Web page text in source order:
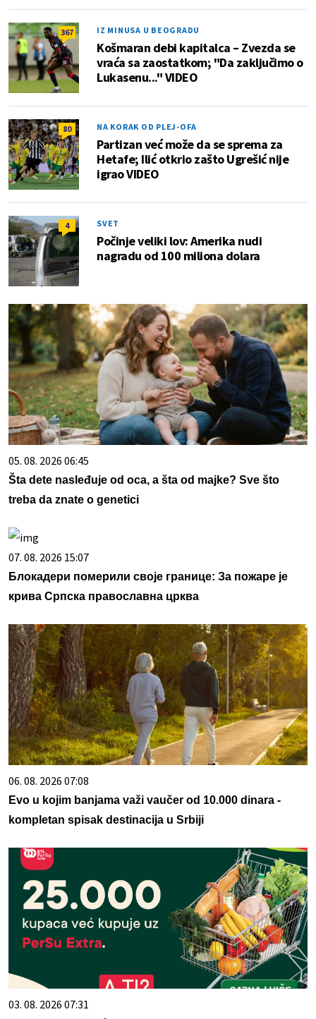
367 IZ MINUSA U BEOGRADU
Košmaran debi kapitalca – Zvezda se
vraća sa zaostatkom; "Da zaključimo o
Lukasenu..." VIDEO
80 NA KORAK OD PLEJ-OFA
Partizan već može da se sprema za
Hetafe; Ilić otkrio zašto Ugrešić nije
igrao VIDEO
4 SVET
Počinje veliki lov: Amerika nudi
nagradu od 100 miliona dolara
05. 08. 2026 06:45
Šta dete nasleđuje od oca, a šta od majke? Sve što
treba da znate o genetici
07. 08. 2026 15:07
Блокадери померили своје границе: За пожаре је
крива Српска православна црква
06. 08. 2026 07:08
Evo u kojim banjama važi vaučer od 10.000 dinara -
kompletan spisak destinacija u Srbiji
03. 08. 2026 07:31